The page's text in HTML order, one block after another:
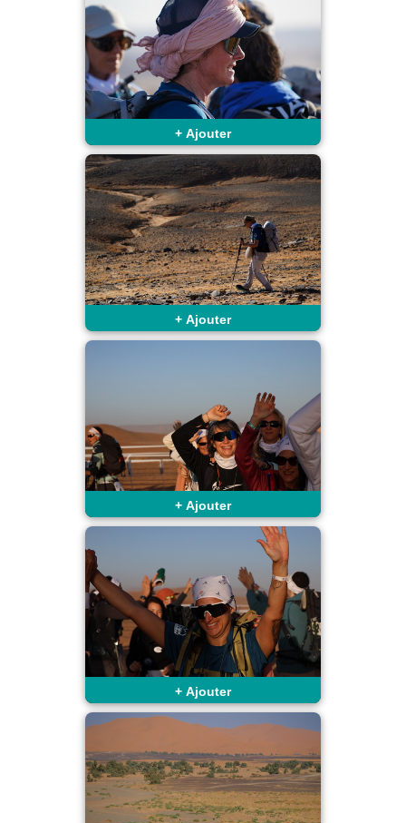
+ Ajouter
+ Ajouter
+ Ajouter
+ Ajouter